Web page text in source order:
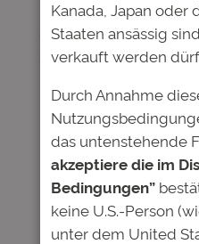
Den Vorschlag zu
die Dokumente zur
zum Vorgehen finden
Kommentare
Schreibe einen
Kanada, Japan oder
Staaten ansässig
verkauft werden
Durch Annahme
das untenstehende
akzeptiere die im
Bedingungen”
keine U.S.-Person
unter dem United